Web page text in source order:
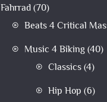
Fahrrad(70)
Beats 4 Critical
Music 4 Biking(40)
Classics(4)
Hip Hop (6)